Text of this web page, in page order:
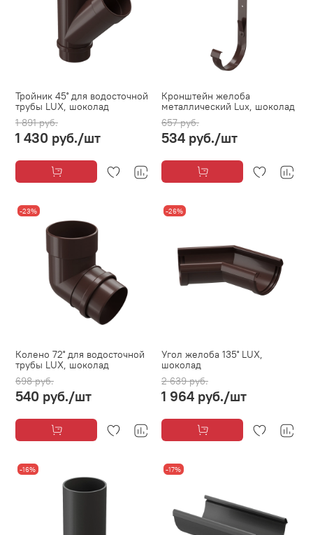
Тройник 45˚ для водосточной
трубы LUX, шоколад
1 891 руб.
1 430 руб./шт
Кронштейн желоба
металлический Lux, шоколад
657 руб.
534 руб./шт
-23%
Колено 72˚ для водосточной
трубы LUX, шоколад
698 руб.
540 руб./шт
-26%
Угол желоба 135˚ LUX,
шоколад
2 639 руб.
1 964 руб./шт
-16% -17%